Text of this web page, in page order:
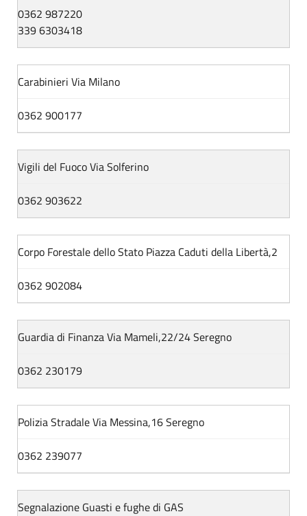
0362 987220
339 6303418
Carabinieri Via Milano
0362 900177
Vigili del Fuoco Via Solferino
0362 903622
Corpo Forestale dello Stato Piazza Caduti della Libertà,2
0362 902084
Guardia di Finanza Via Mameli,22/24 Seregno
0362 230179
Polizia Stradale Via Messina,16 Seregno
0362 239077
Segnalazione Guasti e fughe di GAS